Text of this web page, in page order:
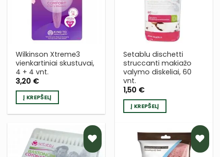
SĄRAŠĄ
Wilkinson Xtreme3
vienkartiniai skustuvai,
4 + 4 vnt.
3,20 €
Į KREPŠELĮ
SĄRAŠĄ
Setablu dischetti
struccanti makiažo
valymo diskeliai, 60
vnt.
1,50 €
Į KREPŠELĮ